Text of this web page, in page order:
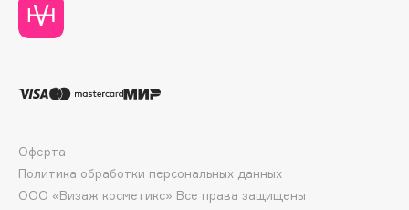
Elie Saab
Emmanuelle Jane
EpilProfi
Erborian
Essence
ООО «Визаж косметикс» Все права защищены
Оферта
Политика обработки персональных данных